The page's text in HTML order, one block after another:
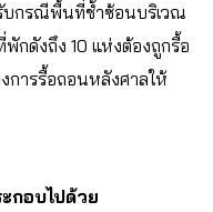
รับกรณีพื้นที่ช้ำซ้อนบริเวณ
กดังถึง 10 แห่งต้องถูกรื้อ
การรื้อถอนหลังศาลให้
กอบไปด้วย